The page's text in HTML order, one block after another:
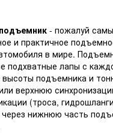
- пожалуй
и практичное
в мире.
подхватные лапы с
высоты подъемника и
верхнюю
(троса,
через нижнюю часть